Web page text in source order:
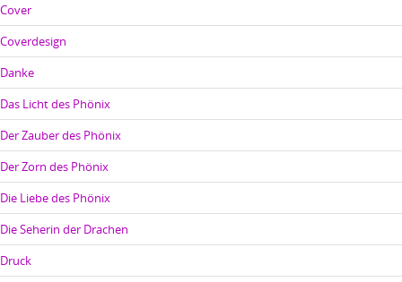
Cover
Coverdesign
Danke
Das Licht des Phönix
Der Zauber des Phönix
Der Zorn des Phönix
Die Liebe des Phönix
Die Seherin der Drachen
Druck